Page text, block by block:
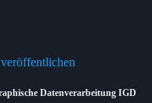
Datenverarbeitung IGD